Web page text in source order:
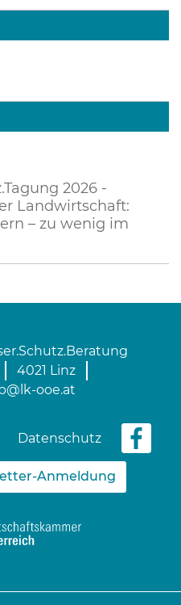
2026 -
Landwirtschaft:
– zu wenig im
4021 Linz
ooe.at
Datenschutz
Anmeldung